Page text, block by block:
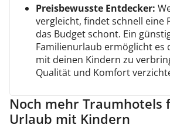
Preisbewusste Entdecker:
vergleicht, findet schnell eine
das Budget schont. Ein
Familienurlaub ermöglicht es
mit deinen Kindern zu
Qualität und Komfort
Noch mehr Traumhotels
Urlaub mit Kindern